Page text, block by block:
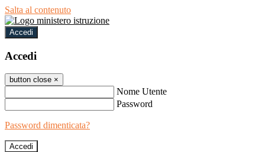
Salta al contenuto
Accedi
Accedi
button close ×
Nome Utente
Password
Password dimenticata?